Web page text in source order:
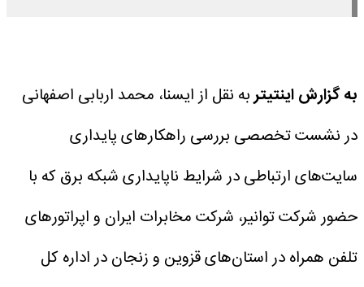
به گزارش اینتیتربه نقل از ایسنا، محمد اربابی اصفهانی
در نشست تخصصی بررسی راهکارهای پایداری
سایت‌های ارتباطی در شرایط ناپایداری شبکه برق که با
حضور شرکت توانیر، شرکت مخابرات ایران و اپراتورهای
تلفن همراه در استان‌های قزوین و زنجان در اداره کل